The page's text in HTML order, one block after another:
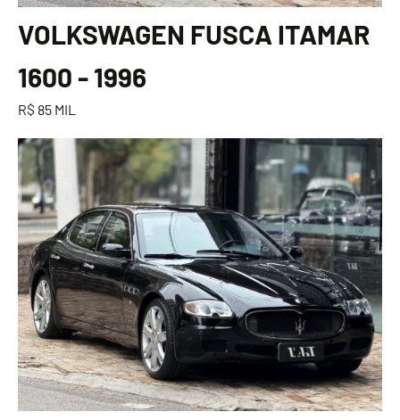
VOLKSWAGEN FUSCA ITAMAR
1600 - 1996
R$ 85 MIL